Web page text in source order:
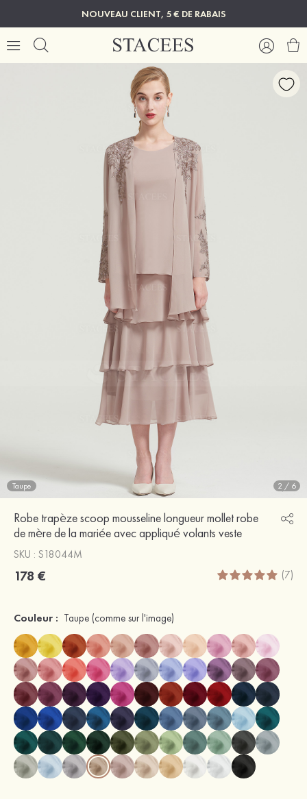
NOUVEAU CLIENT, 5 € DE RABAIS
Taupe 2 / 6
Robe trapèze scoop mousseline longueur mollet robe
de mère de la mariée avec appliqué volants veste
SKU : S18044M
178 € (7)
Couleur : Taupe (comme sur l'image)